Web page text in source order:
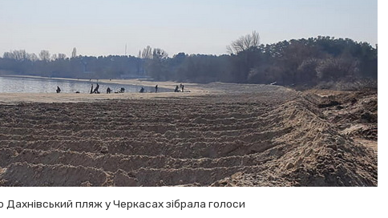
Дахнівський пляж у Черкасах зібрала голоси